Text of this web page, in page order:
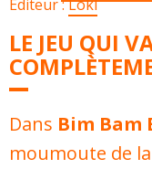
Éditeur :Loki
LE JEU QUI
Dans Bim Bam
moumoute de